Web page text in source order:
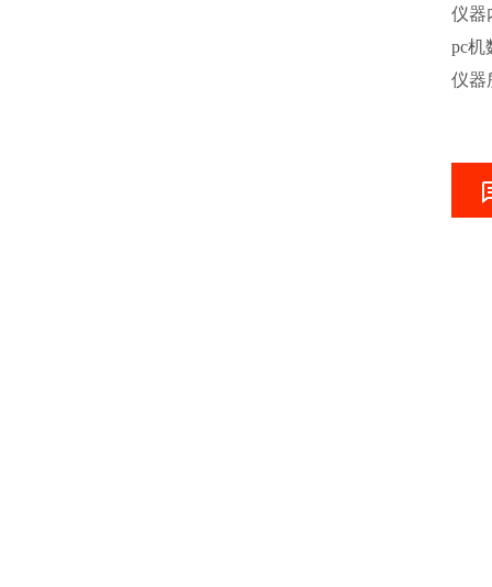
仪器
pc机
仪器